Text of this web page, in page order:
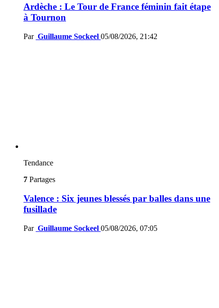
Ardèche : Le Tour de France féminin fait étape
à Tournon
Par Guillaume Sockeel 05/08/2026, 21:42
Tendance
7 Partages
Valence : Six jeunes blessés par balles dans une
fusillade
Par Guillaume Sockeel 05/08/2026, 07:05